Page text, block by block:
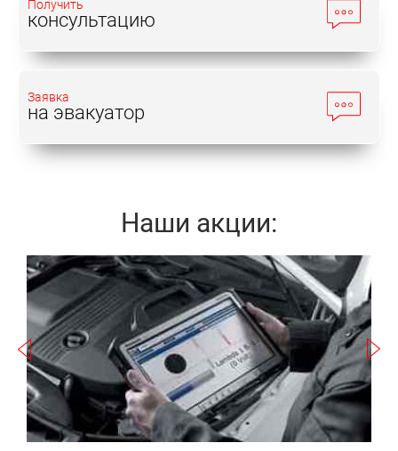
Получить
консультацию
Заявка
на эвакуатор
Наши акции:
Записаться